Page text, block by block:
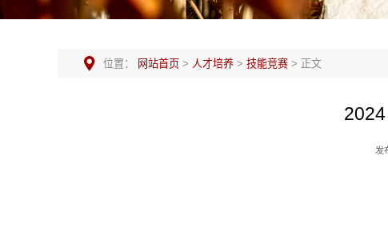
位置： 网站首页 > 人才培养> 技能竞赛> 正文
发